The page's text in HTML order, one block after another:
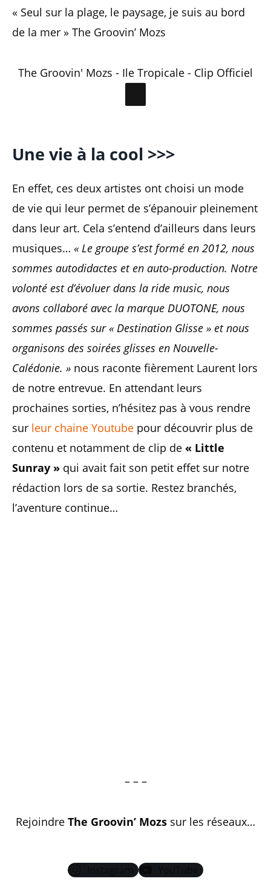
« Seul sur la plage, le paysage, je suis au bord
de la mer » The Groovin’ Mozs
The Groovin' Mozs - Ile Tropicale - Clip Officiel
Une vie à la cool >>>
En effet, ces deux artistes ont choisi un mode
de vie qui leur permet de s’épanouir pleinement
dans leur art. Cela s’entend d’ailleurs dans leurs
musiques… « Le groupe s’est formé en 2012, nous
sommes autodidactes et en auto-production. Notre
volonté est d’évoluer dans la ride music, nous
avons collaboré avec la marque DUOTONE, nous
sommes passés sur « Destination Glisse » et nous
organisons des soirées glisses en Nouvelle-
Calédonie. » nous raconte fièrement Laurent lors
de notre entrevue. En attendant leurs
prochaines sorties, n’hésitez pas à vous rendre
sur leur chaine Youtube pour découvrir plus de
contenu et notamment de clip de « Little
Sunray » qui avait fait son petit effet sur notre
rédaction lors de sa sortie. Restez branchés,
l’aventure continue…
– – –
Rejoindre The Groovin’ Mozs sur les réseaux…